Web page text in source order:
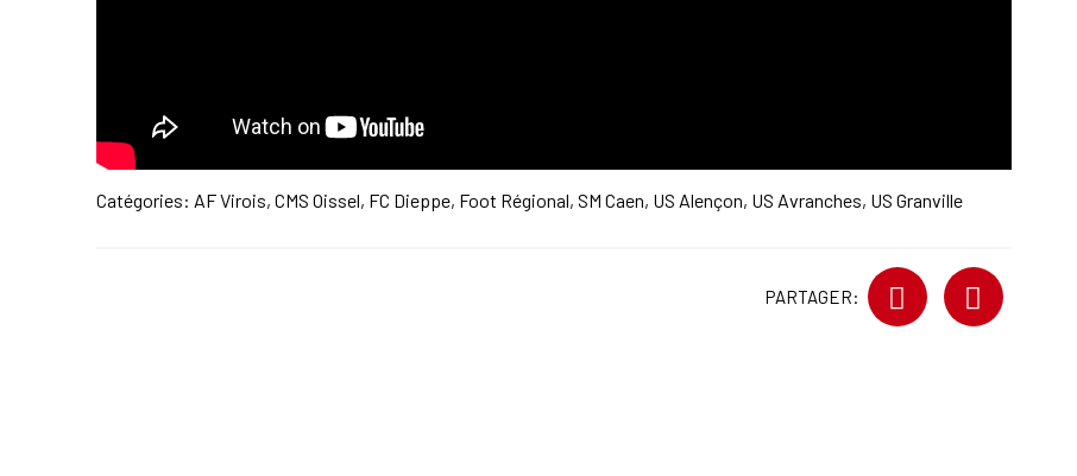
Catégories: AF Virois, CMS Oissel, FC Dieppe, Foot Régional, SM Caen, US Alençon, US Avranches, US Granville
PARTAGER: